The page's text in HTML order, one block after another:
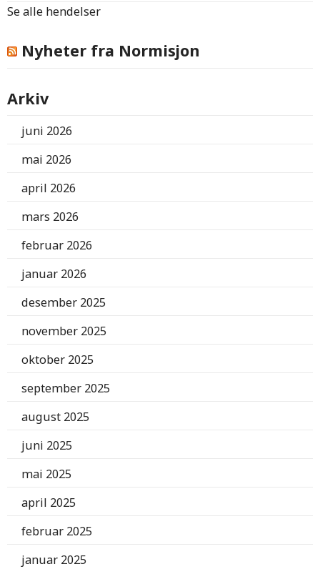
Se alle hendelser
Nyheter fra Normisjon
Arkiv
juni 2026
mai 2026
april 2026
mars 2026
februar 2026
januar 2026
desember 2025
november 2025
oktober 2025
september 2025
august 2025
juni 2025
mai 2025
april 2025
februar 2025
januar 2025